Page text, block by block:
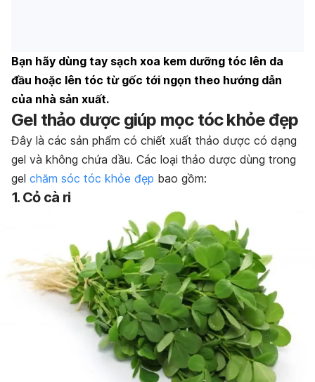
Bạn hãy dùng tay sạch xoa kem dưỡng tóc lên da
đầu hoặc lên tóc từ gốc tới ngọn theo hướng dẫn
của nhà sản xuất.
Gel thảo dược giúp mọc tóc khỏe đẹp
Đây là các sản phẩm có chiết xuất thảo dược có dạng
gel và không chứa dầu. Các loại thảo dược dùng trong
gel chăm sóc tóc khỏe đẹp bao gồm:
1. Cỏ cà ri